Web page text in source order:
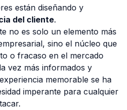
están diseñando y
del cliente.
no es solo un elemento más
sino el núcleo que
o fracaso en el mercado
vez más informados y
memorable se ha
imperante para cualquier